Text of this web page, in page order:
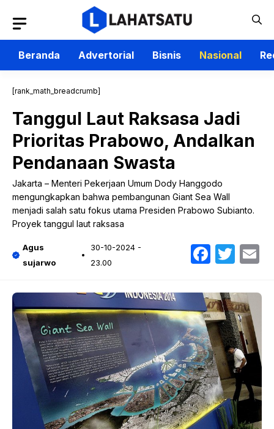
isi
Beranda
Advertorial Bisnis Nasional
[rank_math_breadcrumb]
Tanggul Laut Raksasa Jadi
Prioritas Prabowo, Andalkan
Pendanaan Swasta
Jakarta – Menteri Pekerjaan Umum Dody Hanggodo
mengungkapkan bahwa pembangunan Giant Sea Wall
menjadi salah satu fokus utama Presiden Prabowo Subianto.
Proyek tanggul laut raksasa
Agus
sujarwo
30-10-2024 -
23.00